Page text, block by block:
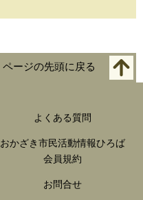
ページの先頭に戻る
よくある質問
おかざき市民活動情報ひろば
会員規約
お問合せ